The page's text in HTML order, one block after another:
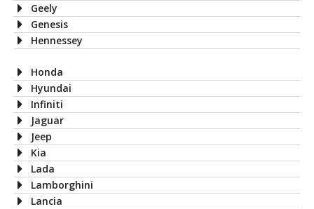
Geely
Genesis
Hennessey
Honda
Hyundai
Infiniti
Jaguar
Jeep
Kia
Lada
Lamborghini
Lancia